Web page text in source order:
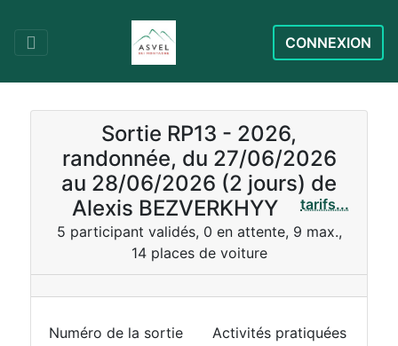
CONNEXION
Sortie RP13 - 2026,
randonnée, du 27/06/2026
au 28/06/2026 (2 jours) de
Alexis BEZVERKHYY
tarifs...
5 participant validés, 0 en attente, 9 max.,
14 places de voiture
Numéro de la sortie
Activités pratiquées